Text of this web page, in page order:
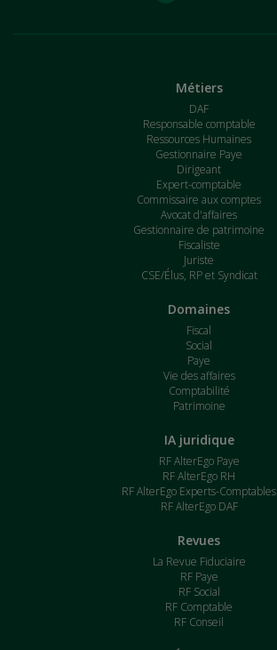
Métiers
DAF
Responsable comptable
Ressources Humaines
Gestionnaire Paye
Dirigeant
Expert-comptable
Commissaire aux comptes
Avocat d'affaires
Gestionnaire de patrimoine
Fiscaliste
Juriste
CSE/Élus, RP et Syndicat
Domaines
Fiscal
Social
Paye
Vie des affaires
Comptabilité
Patrimoine
IA juridique
RF AlterEgo Paye
RF AlterEgo RH
RF AlterEgo Experts-Comptables
RF AlterEgo DAF
Revues
La Revue Fiduciaire
RF Paye
RF Social
RF Comptable
RF Conseil